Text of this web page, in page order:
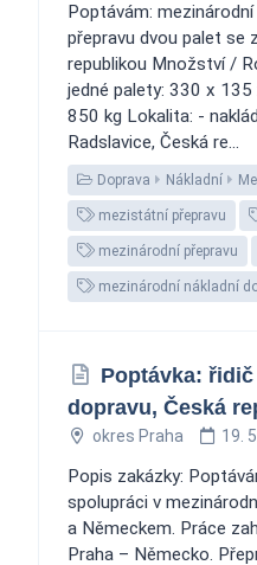
Poptávám:
přepravu dvou palet se
republikou Množství /
jedné palety: 330 x
850 kg Lokalita: -
Radslavice, Česká re...
Doprava Nákladní
mezistátní přepravu
mezinárodní přepravu
mezinárodní nákladní
Poptávka:
dopravu, Česká
okres Praha 19.
Popis zakázky:
spolupráci v
a Německem. Práce
Praha – Německo.